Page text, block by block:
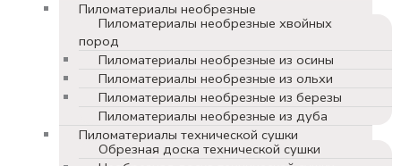
Пиломатериалы необрезные
Пиломатериалы необрезные хвойных
пород
Пиломатериалы необрезные из осины
Пиломатериалы необрезные из ольхи
Пиломатериалы необрезные из березы
Пиломатериалы необрезные из дуба
Пиломатериалы технической сушки
Обрезная доска технической сушки